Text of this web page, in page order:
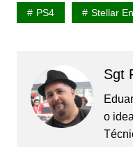
PS4 Stellar
Sgt
o